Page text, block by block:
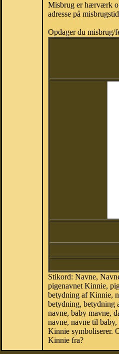
Misbrug er hærværk
adresse på
Opdager du misbrug/
Stikord: Navne,
pigenavnet Kinnie,
betydning af Kinnie,
betydning, betydning
navne, baby mavne,
navne, navne til
Kinnie symboliserer.
Kinnie fra?